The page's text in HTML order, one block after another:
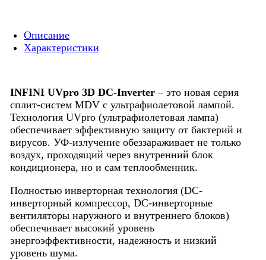
INVERTER
MDSAL-
Описание
Характеристики
INFINI UVpro 3D DC-Inverter – это новая серия
сплит-систем MDV с ультрафиолетовой лампой.
Технология UVpro (ультрафиолетовая лампа)
обеспечивает эффективную защиту от бактерий и
вирусов. УФ-излучение обеззараживает не только
воздух, проходящий через внутренний блок
кондиционера, но и сам теплообменник.
Полностью инверторная технология (DC-
инверторный компрессор, DC-инверторные
вентиляторы наружного и внутреннего блоков)
обеспечивает высокий уровень
энергоэффективности, надежность и низкий
уровень шума.